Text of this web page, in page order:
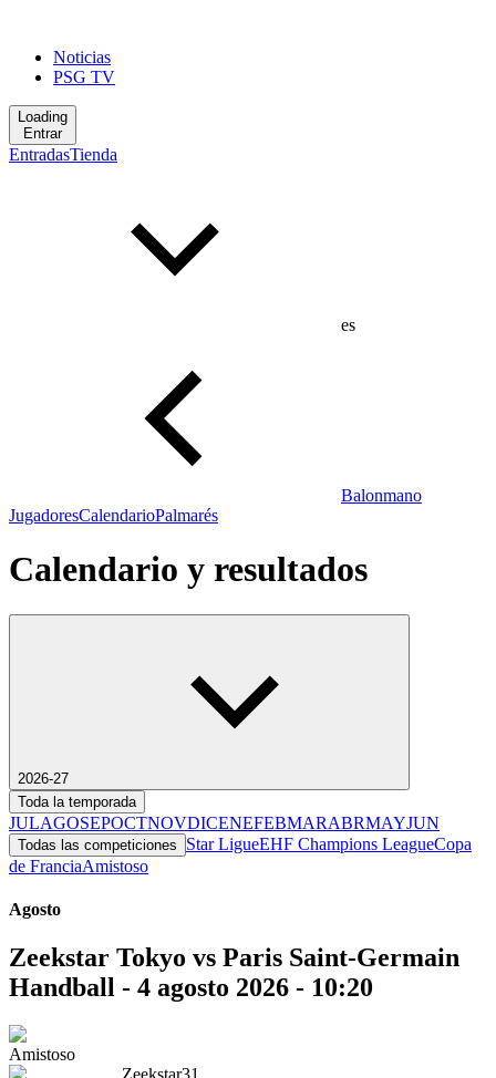
Noticias
PSG TV
Loading
Entrar
EntradasTienda
es
Balonmano
JugadoresCalendarioPalmarés
Calendario y resultados
2026-27
Toda la temporada
JULAGOSEPOCTNOVDICENEFEBMARABRMAYJUN
Todas las competiciones Star LigueEHF Champions LeagueCopa
de FranciaAmistoso
Agosto
Zeekstar Tokyo vs Paris Saint-Germain
Handball - 4 agosto 2026 - 10:20
Amistoso